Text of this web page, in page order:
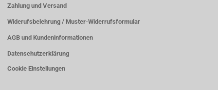
Zahlung und Versand
Widerufsbelehrung / Muster-Widerrufsformular
AGB und Kundeninformationen
Datenschutzerklärung
Cookie Einstellungen